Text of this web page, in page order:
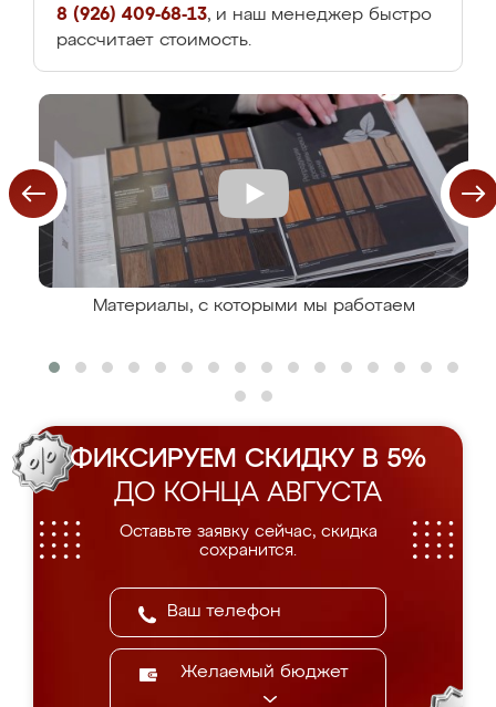
8 (926) 409-68-13, и наш менеджер быстро
рассчитает стоимость.
Материалы, с которыми мы работаем
ФИКСИРУЕМ СКИДКУ В 5%
ДО КОНЦА АВГУСТА
Оставьте заявку сейчас, скидка
сохранится.
Желаемый бюджет